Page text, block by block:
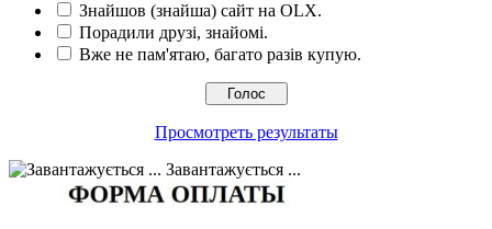
Знайшов (знайша) сайт на OLX.
Порадили друзі, знайомі.
Вже не пам'ятаю, багато разів купую.
Просмотреть результаты
Завантажується ...